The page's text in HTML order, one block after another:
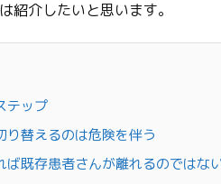
紹介したいと思います。
テップ
り替えるのは危険を伴う
既存患者さんが離れるのではな